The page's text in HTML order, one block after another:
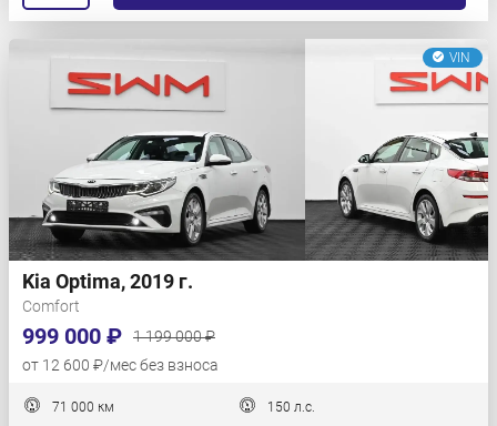
VIN
Kia Optima, 2019 г.
Comfort
999 000 ₽
1 199 000 ₽
от 12 600 ₽/мес без взноса
71 000 км 150 л.с.